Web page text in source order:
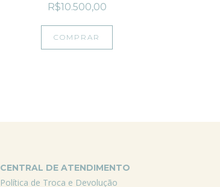
R$10.500,00
COMPRAR
CENTRAL DE ATENDIMENTO
Política de Troca e Devolução